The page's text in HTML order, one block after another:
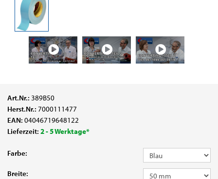
Art.Nr.: 389B50
Herst.Nr.: 7000111477
EAN: 04046719648122
Lieferzeit: 2 - 5 Werktage*
Farbe:
Breite: